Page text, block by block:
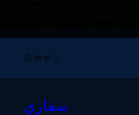
Facebook
YouTube
TwitterInstagram
سفاري